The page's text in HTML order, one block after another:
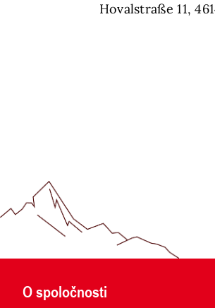
Hovalstraße 11,
O spoločnosti